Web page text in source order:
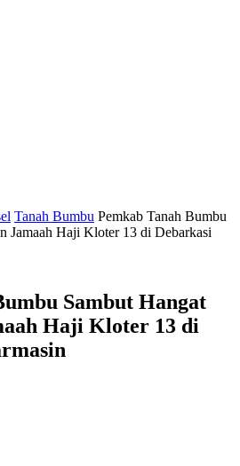
Tanah Bumbu Pemkab Tanah Bumbu
Jamaah Haji Kloter 13 di Debarkasi
Sambut Hangat
Haji Kloter 13 di